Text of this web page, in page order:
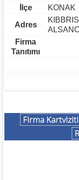
İlçe
KONAK
Adres
Firma
Tanıtımı
Firma Kartviziti